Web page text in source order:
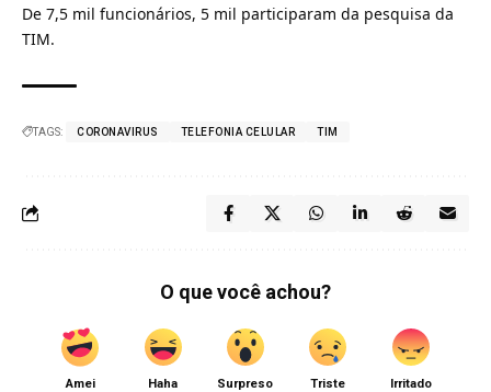
De 7,5 mil funcionários, 5 mil participaram da pesquisa da
TIM.
TAGS: CORONAVIRUS TELEFONIA CELULAR TIM
O que você achou?
Amei Haha Surpreso Triste Irritado